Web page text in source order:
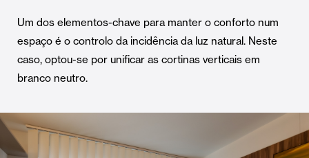
Um dos elementos-chave para manter o conforto num
espaço é o controlo da incidência da luz natural. Neste
caso, optou-se por unificar as cortinas verticais em
branco neutro.